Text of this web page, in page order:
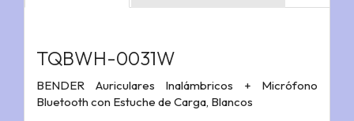
TQBWH-0031W
BENDER Auriculares Inalámbricos + Micrófono
Bluetooth con Estuche de Carga, Blancos